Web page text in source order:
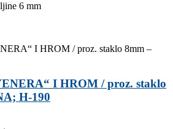
6 mm
I HROM / proz. staklo
H-190